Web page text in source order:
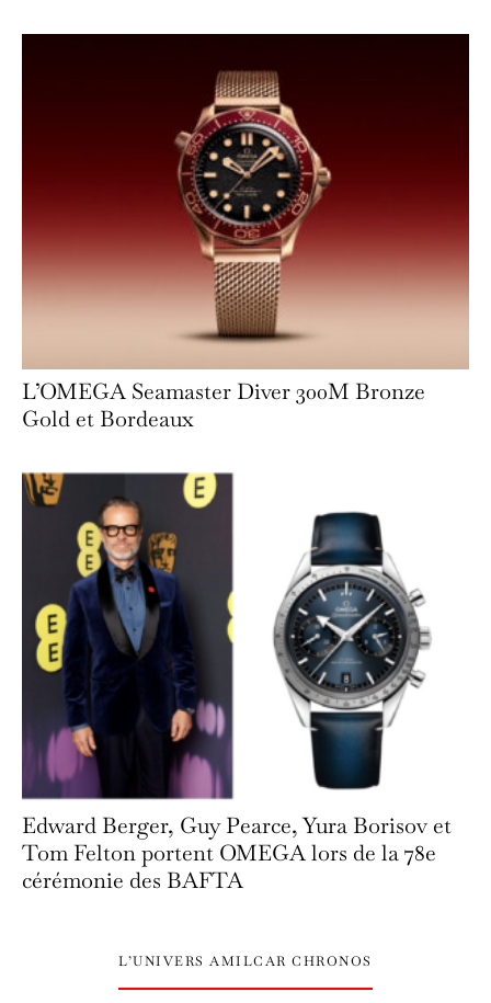
L’OMEGA Seamaster Diver 300M Bronze
Gold et Bordeaux
Edward Berger, Guy Pearce, Yura Borisov et
Tom Felton portent OMEGA lors de la 78e
cérémonie des BAFTA
L’UNIVERS AMILCAR CHRONOS